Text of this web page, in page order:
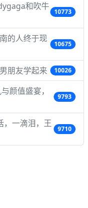
和吹牛
10773
的人终于现
10675
朋友学起来 10026
颜值盛宴，
9793
，一滴泪，王
9710